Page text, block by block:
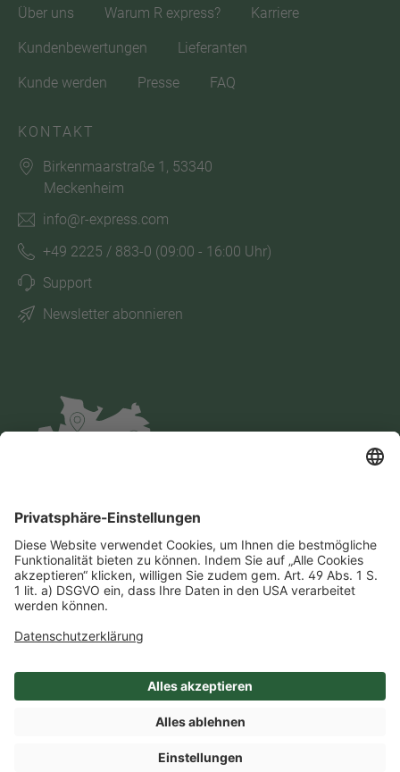
Über uns
Warum R express? Karriere
Kundenbewertungen Lieferanten
Kunde werden Presse FAQ
KONTAKT
Birkenmaarstraße 1, 53340
Meckenheim
info@r-express.com
+49 2225 / 883-0 (09:00 - 16:00 Uhr)
Support
Newsletter abonnieren
Impressum Datenschutz
AGB
Cookie-Einstellungen
Compliance